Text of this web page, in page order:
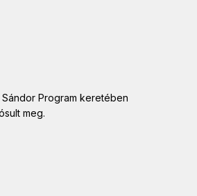
Program keretében
meg.